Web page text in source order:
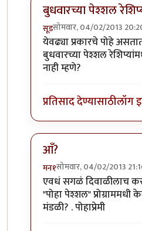
बुधवारच्या पेश्शल
सूडसोमवार, 04/02/2013
In reply toदिवाळीत तर
येवढ्या प्रकारचे पोहे
बुधवारच्या पेश्शल
नाही म्हणे?
प्रतिसाद देण्यासाठीलॉग
आँ?
मन१सोमवार, 04/02/2013
In reply toदिवाळीत तर
एवधं सगळं दिवाळीलाच
"पोहा पेश्शल"
मंडळी? . पोहाप्रेमी